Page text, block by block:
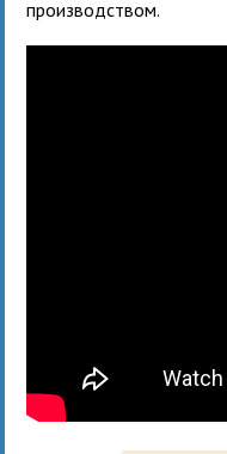
производством.